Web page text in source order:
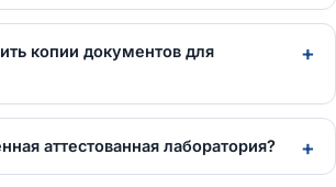
копии документов для
аттестованная лаборатория?